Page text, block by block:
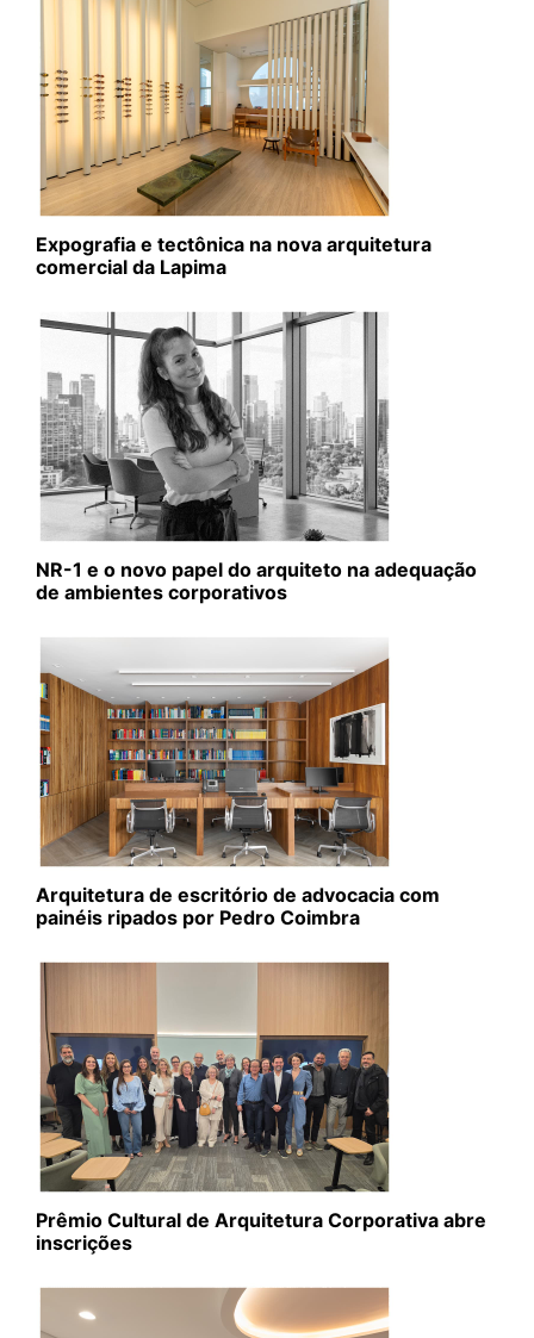
Expografia e tectônica na nova arquitetura
comercial da Lapima
NR-1 e o novo papel do arquiteto na adequação
de ambientes corporativos
Arquitetura de escritório de advocacia com
painéis ripados por Pedro Coimbra
Prêmio Cultural de Arquitetura Corporativa abre
inscrições